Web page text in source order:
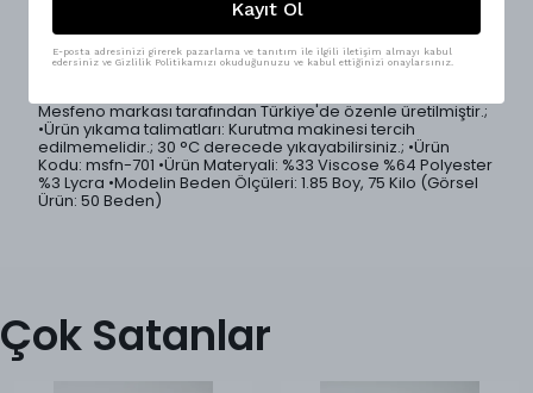
görünümüyle zamansız bir duruş kazandırırken, kaliteli
kumaş yapısı gün boyu konfor sağlar.; • İki parçalı takım set
• Rahat ve modern kesim • Konforlu pantolon tasarımı •
Yumuşak ve kaliteli kumaş yapısı • Günlük ve smart casual
Mesfeno markası tarafından Türkiye'de özenle üretilmiştir.;
•Ürün yıkama talimatları: Kurutma makinesi tercih
edilmemelidir.; 30 °C derecede yıkayabilirsiniz.; •Ürün
Kodu: msfn-701 •Ürün Materyali: %33 Viscose %64 Polyester
%3 Lycra •Modelin Beden Ölçüleri: 1.85 Boy, 75 Kilo (Görsel
Ürün: 50 Beden)
Çok Satanlar
Kayıt Ol
E-posta adresinizi girerek pazarlama ve tanıtım ile ilgili iletişim almayı kabul
edersiniz ve Gizlilik Politikamızı okuduğunuzu ve kabul ettiğinizi onaylarsınız.